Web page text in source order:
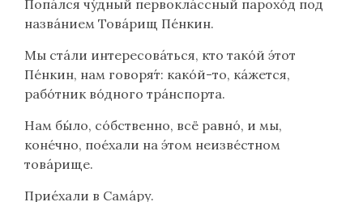
Попáлся чу́дный первоклáссный парохóд под
назвáнием Товáрищ Пéнкин.
Мы стáли интересовáться, кто такóй э́тот
Пéнкин, нам говоря́т: какóй-то, кáжется,
рабóтник вóдного трáнспорта.
Нам бы́ло, сóбственно, всё равнó, и мы,
конéчно, поéхали на э́том неизвéстном
товáрище.
Прие́хали в Сама́ру.